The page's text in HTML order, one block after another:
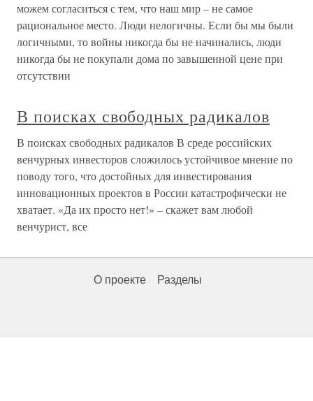
можем согласиться с тем, что наш мир – не самое
рациональное место. Люди нелогичны. Если бы мы были
логичными, то войны никогда бы не начинались, люди
никогда бы не покупали дома по завышенной цене при
отсутствии
В поисках свободных радикалов
В поисках свободных радикалов В среде российских
венчурных инвесторов сложилось устойчивое мнение по
поводу того, что достойных для инвестирования
инновационных проектов в России катастрофически не
хватает. «Да их просто нет!» – скажет вам любой
венчурист, все
О проекте Разделы